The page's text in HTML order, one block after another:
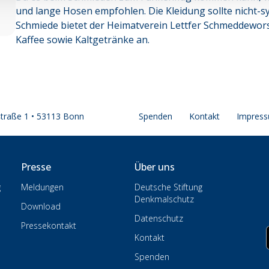
und lange Hosen empfohlen. Die Kleidung sollte nicht-
Schmiede bietet der Heimatverein Lettfer
Kaffee sowie Kaltgetränke an.
1 • 53113 Bonn Spenden Kontakt
Presse
Meldungen
Download
Pressekontakt
Über uns
Deutsche Stiftung
Denkmalschutz
Datenschutz
Kontakt
Spenden